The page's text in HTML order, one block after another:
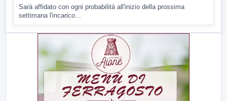
Sarà affidato con ogni probabilità all'inizio della prossima
settimana l'incarico...